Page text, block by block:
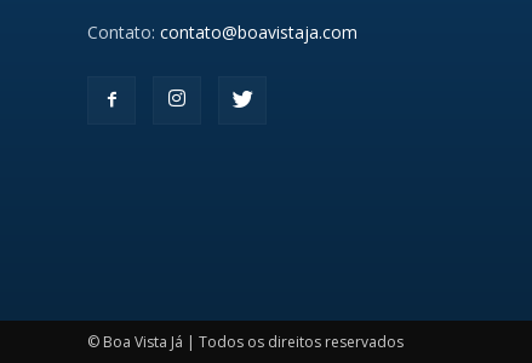
Contato: contato@boavistaja.com
© Boa Vista Já | Todos os direitos reservados